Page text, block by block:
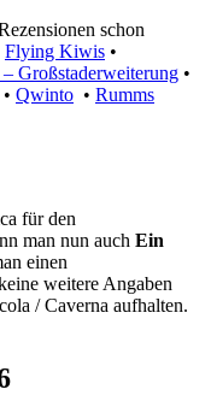
schon
Flying Kiwis •
Großstaderweiterung •
• Qwinto • Rumms
für den
man nun auch Ein
einen
weitere Angaben
/ Caverna aufhalten.